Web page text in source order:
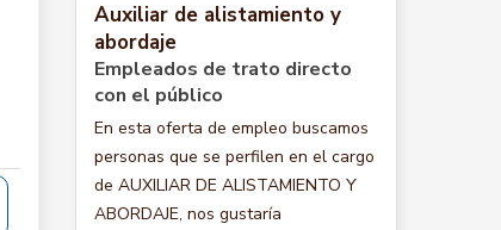
Auxiliar de alistamiento y
abordaje
Empleados de trato directo
con el público
En esta oferta de empleo buscamos
personas que se perfilen en el cargo
de AUXILIAR DE ALISTAMIENTO Y
ABORDAJE, nos gustaría